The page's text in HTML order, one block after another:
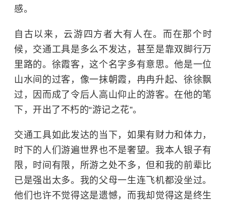
感。
自古以来，云游四方者大有人在。而在那个时
候，交通工具是多么不发达，甚至是靠双脚行万
里路的。徐霞客，这个名字多有意思。他是一位
山水间的过客，像一抹朝霞，冉冉升起、徐徐飘
过，因而成了令后人高山仰止的游客。在他的笔
下，开出了不朽的“游记之花”。
交通工具如此发达的当下，如果有财力和体力，
时下的人们游遍世界也不是奢望。我本人银子有
限，时间有限，所游之处不多，但和我的前辈比
已是强出太多。我的父母一生连飞机都没坐过。
他们也许不觉得这是遗憾，而我却觉得这是终生